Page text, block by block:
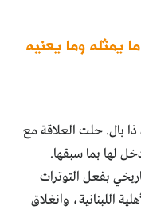
يمثله وما يعنيه
بال. حلت العلاقة مع
لها بما سبقها.
بفعل التوترات
اللبنانية، وانغلاق